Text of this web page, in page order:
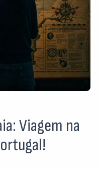
Viagem na